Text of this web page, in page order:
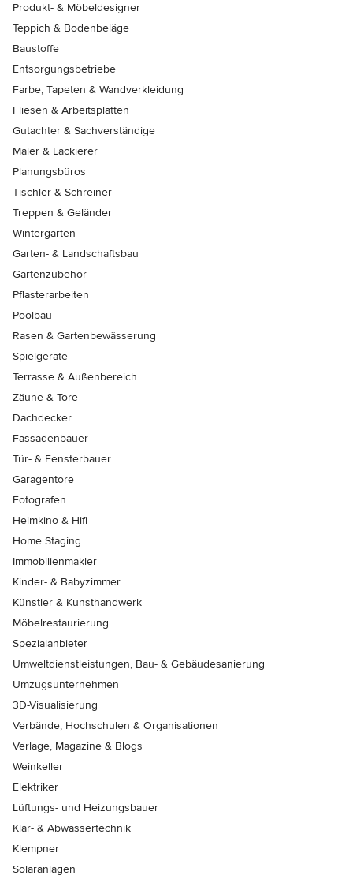
Produkt- & Möbeldesigner
Teppich & Bodenbeläge
Baustoffe
Entsorgungsbetriebe
Farbe, Tapeten & Wandverkleidung
Fliesen & Arbeitsplatten
Gutachter & Sachverständige
Maler & Lackierer
Planungsbüros
Tischler & Schreiner
Treppen & Geländer
Wintergärten
Garten- & Landschaftsbau
Gartenzubehör
Pflasterarbeiten
Poolbau
Rasen & Gartenbewässerung
Spielgeräte
Terrasse & Außenbereich
Zäune & Tore
Dachdecker
Fassadenbauer
Tür- & Fensterbauer
Garagentore
Fotografen
Heimkino & Hifi
Home Staging
Immobilienmakler
Kinder- & Babyzimmer
Künstler & Kunsthandwerk
Möbelrestaurierung
Spezialanbieter
Umweltdienstleistungen, Bau- & Gebäudesanierung
Umzugsunternehmen
3D-Visualisierung
Verbände, Hochschulen & Organisationen
Verlage, Magazine & Blogs
Weinkeller
Elektriker
Lüftungs- und Heizungsbauer
Klär- & Abwassertechnik
Klempner
Solaranlagen